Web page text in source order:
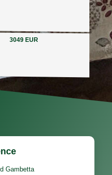
3049 EUR
Gambetta